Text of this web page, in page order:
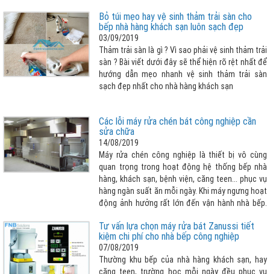
BỊ NẤU CƠM TỐT, PHÙ HỢP QUYẾT ĐỊNH ĐẾN 80%
CƠM NGON”. Vậy lựa chọn tủ cơm 3 tầng cho
nhà bếp công nghiệp như thế nào cho phù hợp
với chi phí rẻ nhất, xin vui lòng tham khảo bài viết
dưới đây
Bỏ túi mẹo hay vệ sinh thảm trải sàn cho
bếp nhà hàng khách sạn luôn sạch đẹp
03/09/2019
Thảm trải sàn là gì ? Vì sao phải vệ sinh thảm trải
sàn ? Bài viết dưới đây sẽ thể hiện rõ rệt nhất để
hướng dẫn mẹo nhanh vệ sinh thảm trải sàn
sạch đẹp nhất cho nhà hàng khách sạn
Các lỗi máy rửa chén bát công nghiệp cần
sửa chữa
14/08/2019
Máy rửa chén công nghiệp là thiết bị vô cùng
quan trọng trong hoạt động hệ thống bếp nhà
hàng, khách sạn, bệnh viện, căng teen... phục vụ
hàng ngàn suất ăn mỗi ngày. Khi máy ngưng hoạt
động ảnh hưởng rất lớn đến vận hành nhà bếp.
chén công nghiệp để khắc phục sớm ? Bài viết
sau đây giúp khách hàng nhận biết cần tham
khảo thêm :
Tư vấn lựa chọn máy rửa bát Zanussi tiết
kiệm chi phí cho nhà bếp công nghiệp
07/08/2019
Thường khu bếp của nhà hàng khách sạn, hay
căng teen, trường học mỗi ngày đều phục vụ